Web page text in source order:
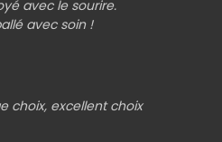
avec le sourire.
avec soin !
choix, excellent choix